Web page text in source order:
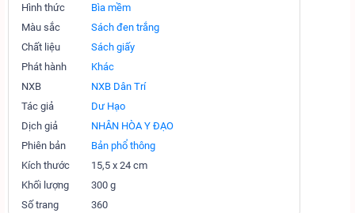
Hình thức
Bìa mềm
Màu sắc
Sách đen trắng
Chất liệu
Sách giấy
Phát hành
Khác
NXB
NXB Dân Trí
Tác giả
Dư Hạo
Dịch giả
NHÂN HÒA Y ĐẠO
Phiên bản
Bản phổ thông
Kích thước
15,5 x 24 cm
Khối lượng
300 g
Số trang
360